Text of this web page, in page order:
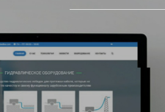
РЕПУТАЦИИ